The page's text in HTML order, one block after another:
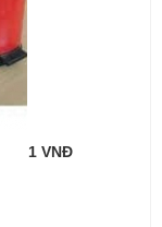
1 VNĐ